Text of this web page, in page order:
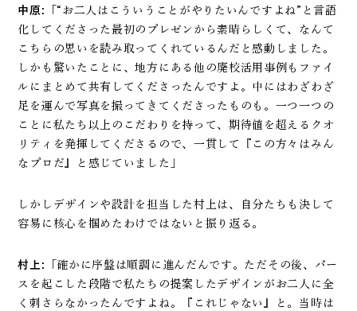
中原: 「“お二人はこういうことがやりたいんですよね”と言語
化してくださった最初のプレゼンから素晴らしくて、なんて
こちらの思いを読み取ってくれているんだと感動しました。
しかも驚いたことに、地方にある他の廃校活用事例もファイ
ルにまとめて共有してくださったんですよ。中にはわざわざ
足を運んで写真を撮ってきてくださったものも。一つ一つの
ことに私たち以上のこだわりを持って、期待値を超えるクオ
リティを発揮してくださるので、一貫して『この方々はみん
なプロだ』と感じていました」
しかしデザインや設計を担当した村上は、自分たちも決して
容易に核心を掴めたわけではないと振り返る。
村上: 「確かに序盤は順調に進んだんです。ただその後、パー
スを起こした段階で私たちの提案したデザインがお二人に全
く刺さらなかったんですよね。『これじゃない』と。当時は